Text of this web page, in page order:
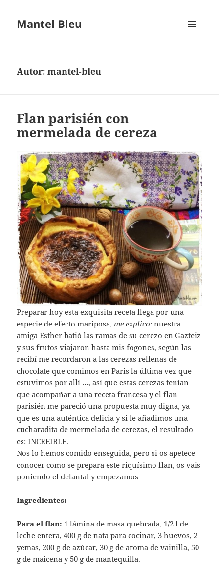
Mantel Bleu
Autor:mantel-bleu
Flan parisién con
mermelada de cereza
Preparar hoy esta exquisita receta llega por una
especie de efecto mariposa,me explico: nuestra
amiga Esther batió las ramas de su cerezo en Gazteiz
y sus frutos viajaron hasta mis fogones, según las
recibí me recordaron a las cerezas rellenas de
chocolate que comimos en Paris la última vez que
estuvimos por allí …, así que estas cerezas tenían
que acompañar a una receta francesa y el flan
parisién me pareció una propuesta muy digna, ya
que es una auténtica delicia y si le añadimos una
cucharadita de mermelada de cerezas, el resultado
es: INCREIBLE.
Nos lo hemos comido enseguida, pero si os apetece
conocer como se prepara este riquísimo flan, os vais
poniendo el delantal y empezamos
Ingredientes:
Para el flan: 1 lámina de masa quebrada, 1/2 l de
leche entera, 400 g de nata para cocinar, 3 huevos, 2
yemas, 200 g de azúcar, 30 g de aroma de vainilla, 50
g de maicena y 50 g de mantequilla.